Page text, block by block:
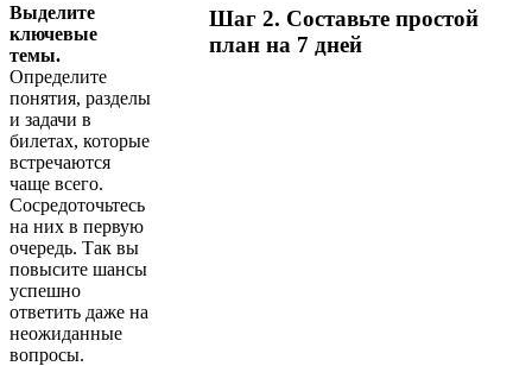
Выделите
ключевые
темы.
Определите
понятия, разделы
и задачи в
билетах, которые
встречаются
чаще всего.
Сосредоточьтесь
на них в первую
очередь. Так вы
повысите шансы
успешно
ответить даже на
неожиданные
вопросы.
Шаг 2. Составьте простой
план на 7 дней